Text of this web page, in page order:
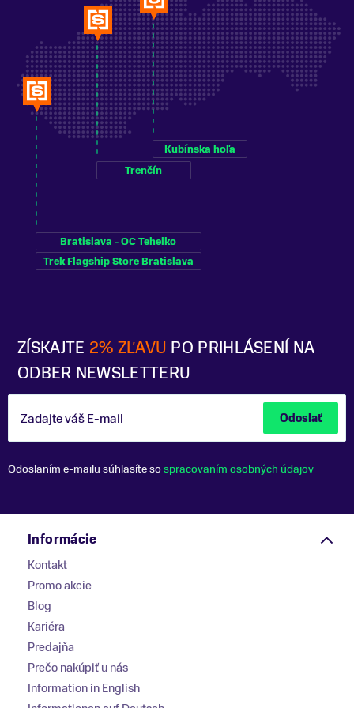
ZÍSKAJTE 2% ZĽAVU PO PRIHLÁSENÍ NA
ODBER NEWSLETTERU
Zadajte váš E-mail Odoslať
Odoslaním e-mailu súhlasíte sospracovaním osobných údajov
Bratislava - OC Tehelko
Trek Flagship Store Bratislava
Trenčín
Kubínska hoľa
Informácie
Kontakt
Promo akcie
Blog
Kariéra
Predajňa
Prečo nakúpiť u nás
Information in English